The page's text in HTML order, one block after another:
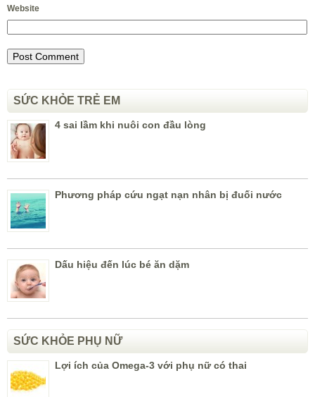
Website
SỨC KHỎE TRẺ EM
4 sai lầm khi nuôi con đầu lòng
Phương pháp cứu ngạt nạn nhân bị đuối nước
Dấu hiệu đến lúc bé ăn dặm
SỨC KHỎE PHỤ NỮ
Lợi ích của Omega-3 với phụ nữ có thai